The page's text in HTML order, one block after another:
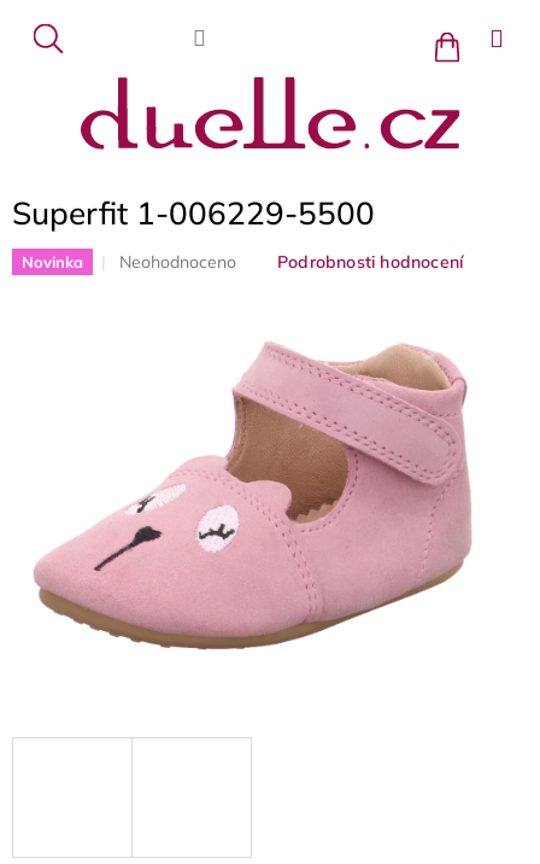
obsah
Nákupní
košík
Superfit 1-006229-5500
Novinka
Průměrné
Neohodnoceno Podrobnosti hodnocení